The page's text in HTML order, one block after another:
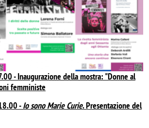
- Inaugurazione della mostra: "Donne al
femministe
-Io sono Marie Curie. Presentazione del